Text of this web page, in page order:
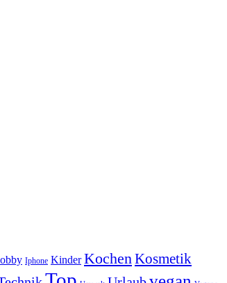
Iphone Kinder KochenKosmetik